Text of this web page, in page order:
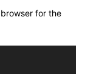
for the